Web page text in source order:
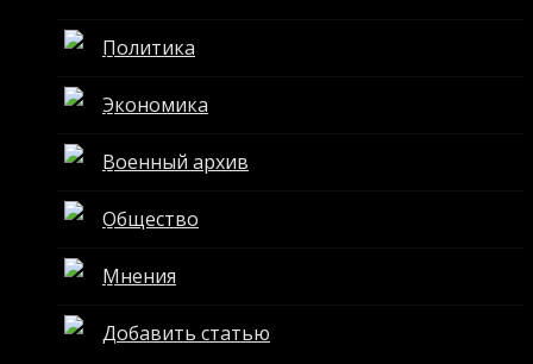
Политика
Экономика
Военный архив
Общество
Мнения
Добавить статью